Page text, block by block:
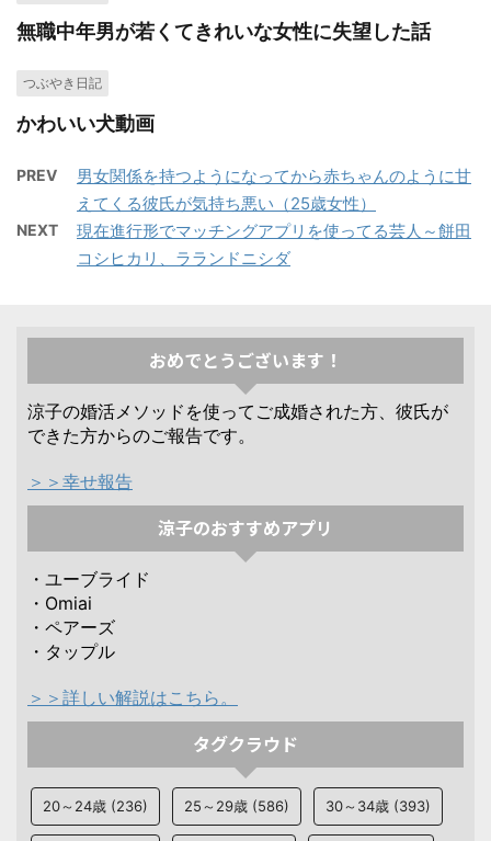
無職中年男が若くてきれいな女性に失望した話
つぶやき日記
かわいい犬動画
PREV
男女関係を持つようになってから赤ちゃんのように甘
えてくる彼氏が気持ち悪い（25歳女性）
NEXT
現在進行形でマッチングアプリを使ってる芸人～餅田
コシヒカリ、ラランドニシダ
おめでとうございます！
涼子の婚活メソッドを使ってご成婚された方、彼氏が
できた方からのご報告です。
＞＞幸せ報告
涼子のおすすめアプリ
・ユーブライド
・Omiai
・ペアーズ
・タップル
＞＞詳しい解説はこちら。
タグクラウド
20～24歳 (236) 25～29歳 (586) 30～34歳 (393)